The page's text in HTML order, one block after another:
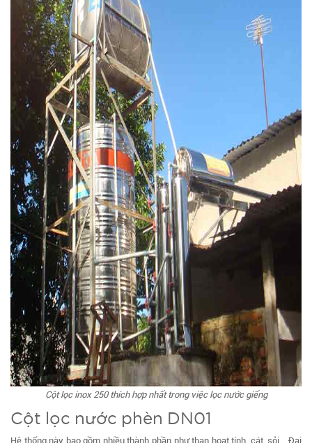
Cột lọc inox 250 thích hợp nhất trong việc lọc nước giếng
Cột lọc nước phèn DN01
Hệ thống này bao gồm nhiều thành phần như than hoạt tính, cát, sỏi... Đại